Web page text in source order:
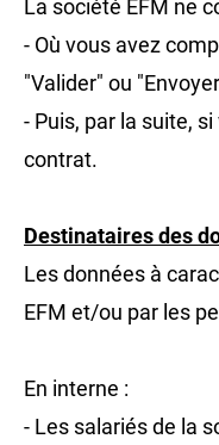
La société EFM ne
- Où vous avez
"Valider" ou
- Puis, par la suite,
contrat.
Destinataires des
Les données à
EFM et/ou par les
En interne :
- Les salariés de la